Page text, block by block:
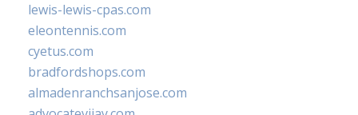
lewis-lewis-cpas.com
eleontennis.com
cyetus.com
bradfordshops.com
almadenranchsanjose.com